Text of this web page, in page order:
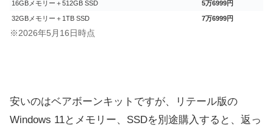
16GBメモリー＋512GB SSD 5万6999円
32GBメモリー＋1TB SSD 7万6999円
※2026年5月16日時点
安いのはベアボーンキットですが、リテール版の
Windows 11とメモリー、SSDを別途購入すると、返っ